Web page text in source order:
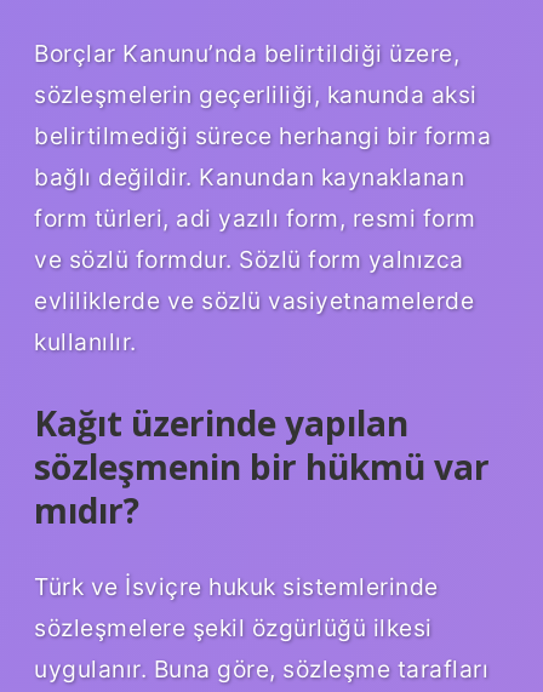
Borçlar Kanunu’nda belirtildiği üzere,
sözleşmelerin geçerliliği, kanunda aksi
belirtilmediği sürece herhangi bir forma
bağlı değildir. Kanundan kaynaklanan
form türleri, adi yazılı form, resmi form
ve sözlü formdur. Sözlü form yalnızca
evliliklerde ve sözlü vasiyetnamelerde
kullanılır.
Kağıt üzerinde yapılan
sözleşmenin bir hükmü var
mıdır?
Türk ve İsviçre hukuk sistemlerinde
sözleşmelere şekil özgürlüğü ilkesi
uygulanır. Buna göre, sözleşme tarafları